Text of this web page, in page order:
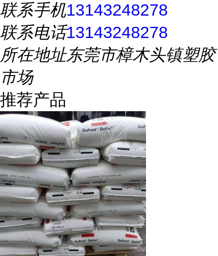
联系手机13143248278
联系电话13143248278
所在地址东莞市樟木头镇塑胶
市场
推荐产品